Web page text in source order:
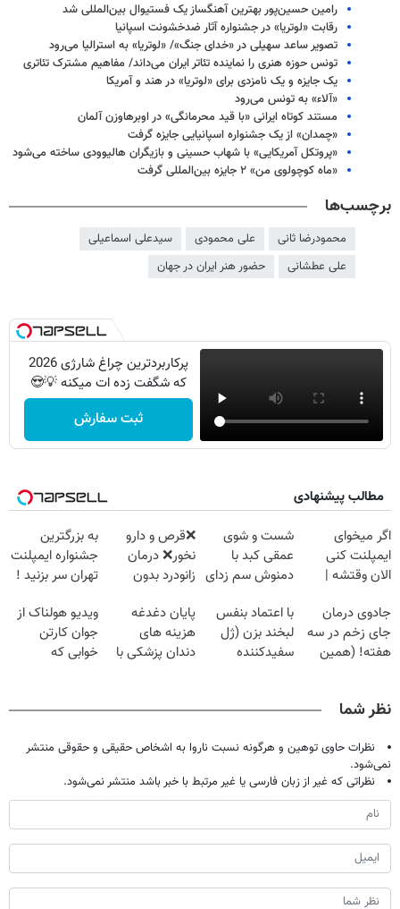
رامین حسین‌پور بهترین آهنگساز یک فستیوال بین‌المللی شد
رقابت «لوتریا» در جشنواره آثار ضدخشونت اسپانیا
تصویر ساعد سهیلی در «خدای جنگ»/ «لوتریا» به استرالیا می‌رود
تونس حوزه هنری را نماینده تئاتر ایران می‌داند/ مفاهیم مشترک تئاتری
یک جایزه و یک نامزدی برای «لوتریا» در هند و آمریکا
«آلاء» به تونس می‌رود
مستند کوتاه ایرانی «با قید محرمانگی» در اوبرهاوزن آلمان
«چمدان» از یک جشنواره اسپانیایی جایزه گرفت
«پروتکل آمریکایی» با شهاب حسینی و بازیگران هالیوودی ساخته می‌شود
«ماه کوچولوی من» ۲ جایزه بین‌المللی گرفت
برچسب‌ها
محمودرضا ثانی علی محمودی
سیدعلی اسماعیلی
علی عطشانی
حضور هنر ایران در جهان
پرکاربردترین چراغ شارژی 2026
که شگفت زده ات میکنه 💡😍
ثبت سفارش
مطالب پیشنهادی
اگر میخوای
ایمپلنت کنی
الان وقتشه |
میلیون تومان!!!
شست و شوی
عمقی کبد با
دمنوش سم زدای
❌قرص‌ و دارو
نخور❌ درمان
زانودرد بدون
به بزرگترین
جشنواره ایمپلنت
تهران سر بزنید !
میلیون !
جادوی درمان
جای زخم در سه
هفته! (همین
با اعتماد بنفس
لبخند بزن (ژل
سفیدکننده
پایان دغدغه
هزینه های
دندان پزشکی با
ویدیو هولناک از
جوان کارتن
خوابی که
نظر شما
نظرات حاوی توهین و هرگونه نسبت ناروا به اشخاص حقیقی و حقوقی منتشر
نمی‌شود.
نظراتی که غیر از زبان فارسی یا غیر مرتبط با خبر باشد منتشر نمی‌شود.